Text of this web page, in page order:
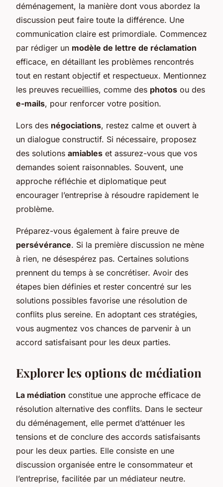
déménagement, la manière dont vous abordez la
discussion peut faire toute la différence. Une
communication claire est primordiale. Commencez
par rédiger un modèle de lettre de réclamation
efficace, en détaillant les problèmes rencontrés
tout en restant objectif et respectueux. Mentionnez
les preuves recueillies, comme des photos ou des
e-mails, pour renforcer votre position.
Lors des négociations, restez calme et ouvert à
un dialogue constructif. Si nécessaire, proposez
des solutions amiables et assurez-vous que vos
demandes soient raisonnables. Souvent, une
approche réfléchie et diplomatique peut
encourager l’entreprise à résoudre rapidement le
problème.
Préparez-vous également à faire preuve de
persévérance. Si la première discussion ne mène
à rien, ne désespérez pas. Certaines solutions
prennent du temps à se concrétiser. Avoir des
étapes bien définies et rester concentré sur les
solutions possibles favorise une résolution de
conflits plus sereine. En adoptant ces stratégies,
vous augmentez vos chances de parvenir à un
accord satisfaisant pour les deux parties.
Explorer les options de médiation
La médiation constitue une approche efficace de
résolution alternative des conflits. Dans le secteur
du déménagement, elle permet d’atténuer les
tensions et de conclure des accords satisfaisants
pour les deux parties. Elle consiste en une
discussion organisée entre le consommateur et
l’entreprise, facilitée par un médiateur neutre.